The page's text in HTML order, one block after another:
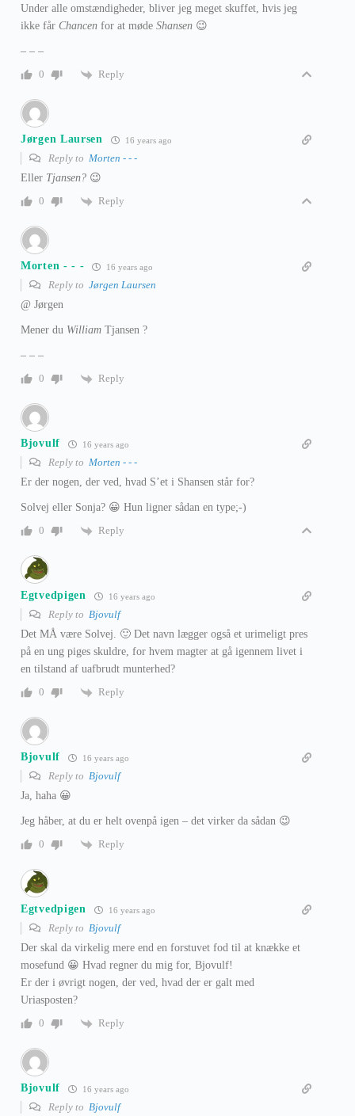
Under alle omstændigheder, bliver jeg meget skuffet, hvis jeg
ikke får Chancen for at møde Shansen 😉
– – –
0
Reply
Jørgen Laursen 16 years ago
Reply to Morten - - -
Eller Tjansen? 😉
0
Reply
Morten - - - 16 years ago
Reply to Jørgen Laursen
@ Jørgen
Mener du William Tjansen ?
– – –
0
Reply
Bjovulf 16 years ago
Reply to Morten - - -
Er der nogen, der ved, hvad S’et i Shansen står for?
Solvej eller Sonja? 😀 Hun ligner sådan en type;-)
0
Reply
Egtvedpigen 16 years ago
Reply to Bjovulf
Det MÅ være Solvej. 🙂 Det navn lægger også et urimeligt pres
på en ung piges skuldre, for hvem magter at gå igennem livet i
en tilstand af uafbrudt munterhed?
0
Reply
Bjovulf 16 years ago
Reply to Bjovulf
Ja, haha 😀
Jeg håber, at du er helt ovenpå igen – det virker da sådan 😉
0
Reply
Egtvedpigen 16 years ago
Reply to Bjovulf
Der skal da virkelig mere end en forstuvet fod til at knække et
mosefund 😀 Hvad regner du mig for, Bjovulf!
Er der i øvrigt nogen, der ved, hvad der er galt med
Uriasposten?
0
Reply
Bjovulf 16 years ago
Reply to Bjovulf